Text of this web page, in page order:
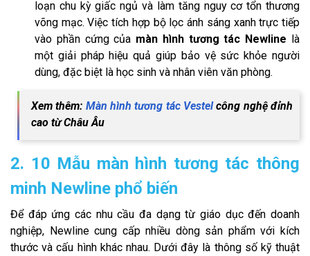
loạn chu kỳ giấc ngủ và làm tăng nguy cơ tổn thương
võng mạc. Việc tích hợp bộ lọc ánh sáng xanh trực tiếp
vào phần cứng của màn hình tương tác Newline là
một giải pháp hiệu quả giúp bảo vệ sức khỏe người
dùng, đặc biệt là học sinh và nhân viên văn phòng.
Xem thêm: Màn hình tương tác Vestelcông nghệ đỉnh
cao từ Châu Âu
2. 10 Mẫu màn hình tương tác thông
minh Newline phổ biến
Để đáp ứng các nhu cầu đa dạng từ giáo dục đến doanh
nghiệp, Newline cung cấp nhiều dòng sản phẩm với kích
thước và cấu hình khác nhau. Dưới đây là thông số kỹ thuật